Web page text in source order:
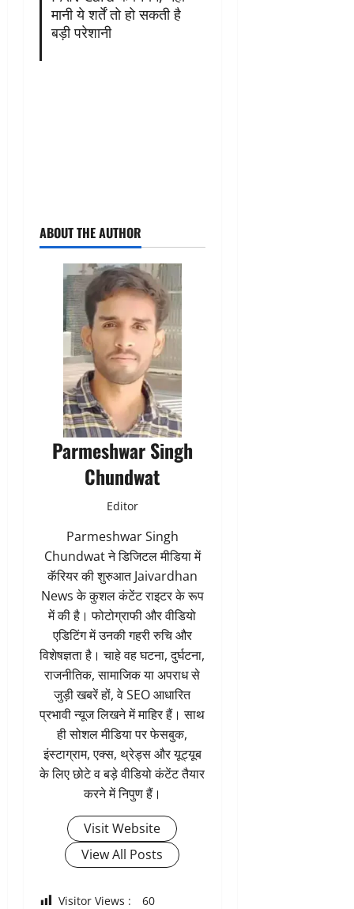
मानी ये शर्तें तो हो सकती है
बड़ी परेशानी
ABOUT THE AUTHOR
Parmeshwar Singh
Chundwat
Editor
Parmeshwar Singh
Chundwat ने डिजिटल मीडिया में
कॅरियर की शुरुआत Jaivardhan
News के कुशल कंटेंट राइटर के रूप
में की है। फोटोग्राफी और वीडियो
एडिटिंग में उनकी गहरी रुचि और
विशेषज्ञता है। चाहे वह घटना, दुर्घटना,
राजनीतिक, सामाजिक या अपराध से
जुड़ी खबरें हों, वे SEO आधारित
प्रभावी न्यूज लिखने में माहिर हैं। साथ
ही सोशल मीडिया पर फेसबुक,
इंस्टाग्राम, एक्स, थ्रेड्स और यूट्यूब
के लिए छोटे व बड़े वीडियो कंटेंट तैयार
करने में निपुण हैं।
Visit Website
View All Posts
Visitor Views : 60